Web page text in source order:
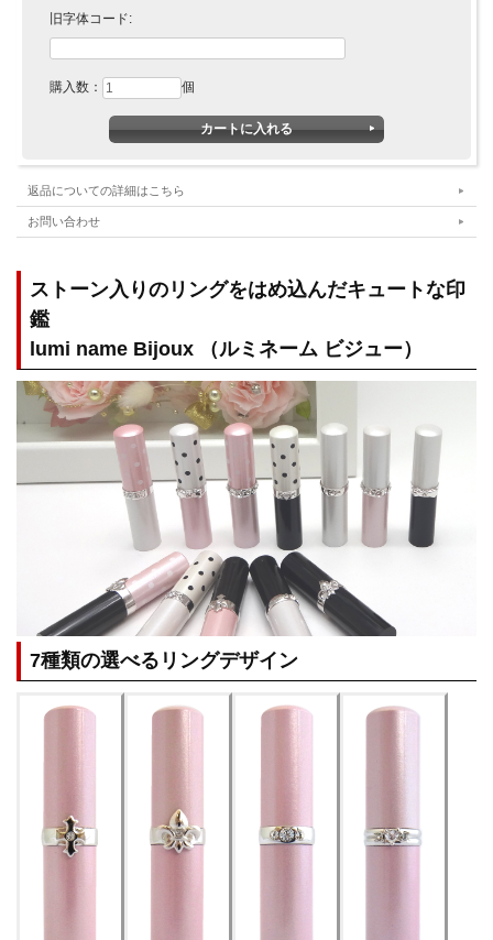
旧字体コード:
購入数： 個
返品についての詳細はこちら
お問い合わせ
ストーン入りのリングをはめ込んだキュートな印
鑑
lumi name Bijoux （ルミネーム ビジュー）
7種類の選べるリングデザイン